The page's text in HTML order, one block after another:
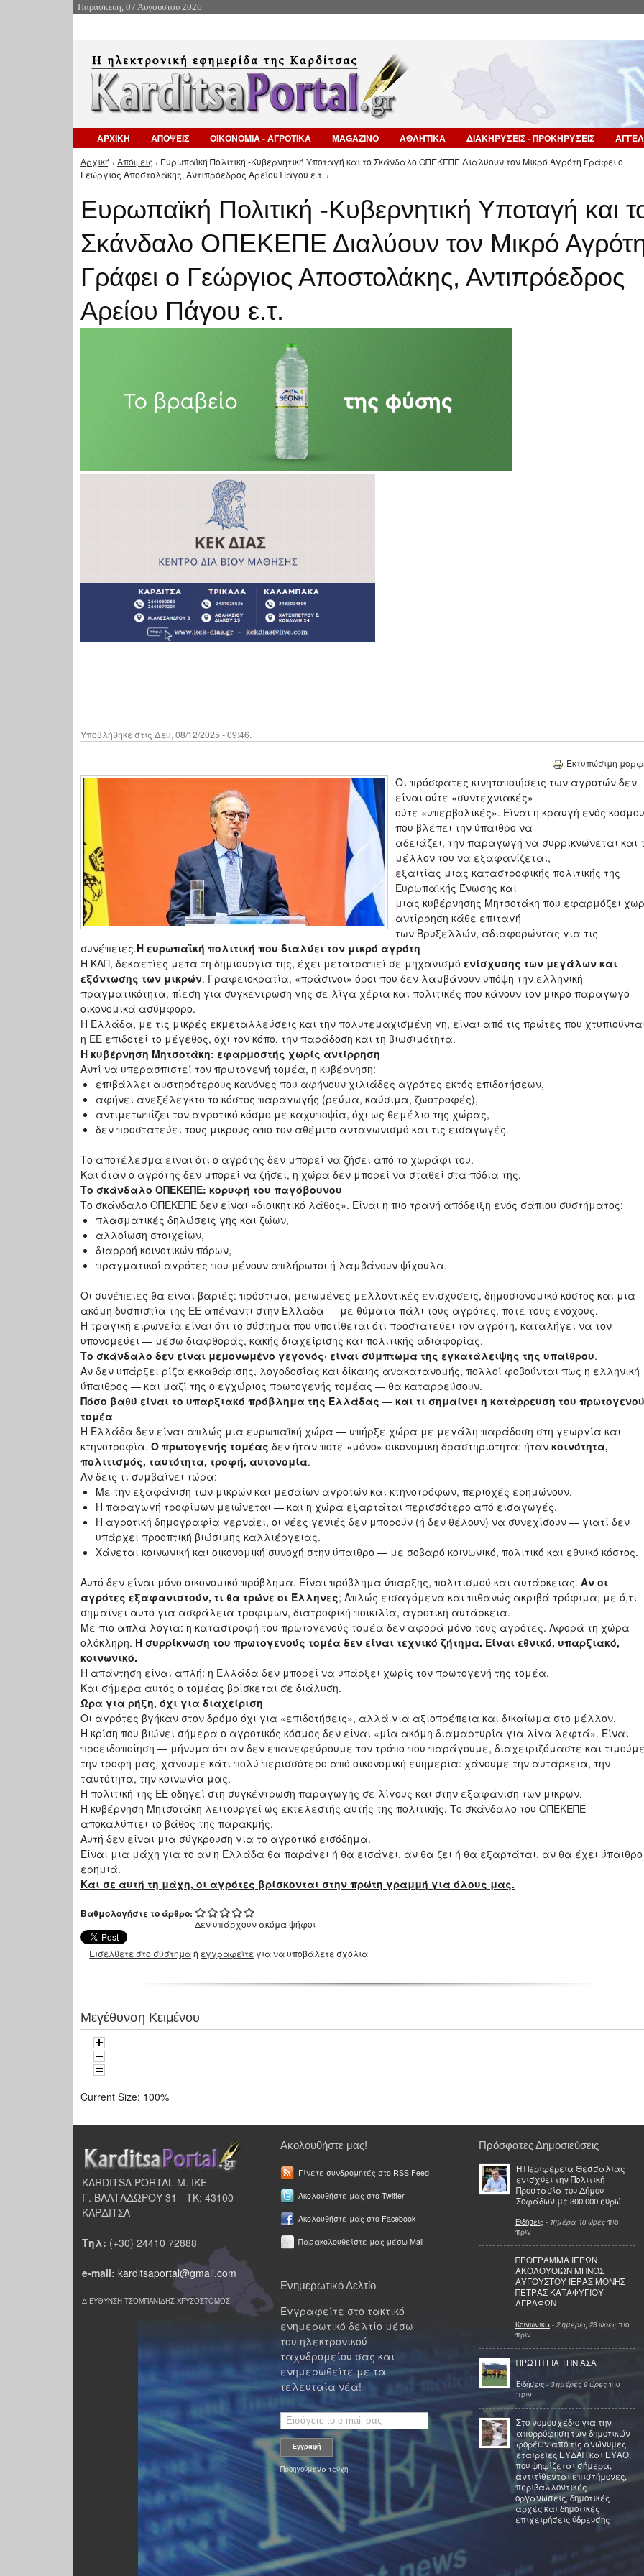
Παρασκευή, 07 Αυγούστου 2026
ΑΡΧΙΚΗ ΑΠΟΨΕΙΣ ΟΙΚΟΝΟΜΙΑ - ΑΓΡΟΤΙΚΑ MAGAZINO ΑΘΛΗΤΙΚΑ ΔΙΑΚΗΡΥΞΕΙΣ - ΠΡΟΚΗΡΥΞΕΙΣ
Είστε εδώ
Αρχική › Απόψεις › Ευρωπαϊκή Πολιτική -Κυβερνητική Υποταγή και το Σκάνδαλο ΟΠΕΚΕΠΕ Διαλύουν τον Μικρό Αγρότη Γράφει ο
Γεώργιος Αποστολάκης, Αντιπρόεδρος Αρείου Πάγου ε.τ. ›
Ευρωπαϊκή Πολιτική -Κυβερνητική Υποταγή και
Σκάνδαλο ΟΠΕΚΕΠΕ Διαλύουν τον Μικρό
Γράφει ο Γεώργιος Αποστολάκης, Αντιπρόεδρος
Αρείου Πάγου ε.τ.
Υποβλήθηκε στις Δευ, 08/12/2025 - 09:46.
Εκτυπώσιμη
Οι πρόσφατες κινητοποιήσεις των αγροτών δεν
είναι ούτε «συντεχνιακές»
ούτε «υπερβολικές». Είναι η κραυγή ενός κόσμου
που βλέπει την ύπαιθρο να
αδειάζει, την παραγωγή να συρρικνώνεται και
μέλλον του να εξαφανίζεται,
εξαιτίας μιας καταστροφικής πολιτικής της
Ευρωπαϊκής Ένωσης και
μιας κυβέρνησης Μητσοτάκη που εφαρμόζει
αντίρρηση κάθε επιταγή
των Βρυξελλών, αδιαφορώντας για τις
συνέπειες.Η ευρωπαϊκή πολιτική που διαλύει τον μικρό αγρότη
Η ΚΑΠ, δεκαετίες μετά τη δημιουργία της, έχει μετατραπεί σε μηχανισμό ενίσχυσης των μεγάλων και
εξόντωσης των μικρών. Γραφειοκρατία, «πράσινοι» όροι που δεν λαμβάνουν υπόψη την ελληνική
πραγματικότητα, πίεση για συγκέντρωση γης σε λίγα χέρια και πολιτικές που κάνουν τον μικρό παραγωγό
οικονομικά ασύμφορο.
Η Ελλάδα, με τις μικρές εκμεταλλεύσεις και την πολυτεμαχισμένη γη, είναι από τις πρώτες που
η ΕΕ επιδοτεί το μέγεθος, όχι τον κόπο, την παράδοση και τη βιωσιμότητα.
Η κυβέρνηση Μητσοτάκη: εφαρμοστής χωρίς αντίρρηση
Αντί να υπερασπιστεί τον πρωτογενή τομέα, η κυβέρνηση:
επιβάλλει αυστηρότερους κανόνες που αφήνουν χιλιάδες αγρότες εκτός επιδοτήσεων,
αφήνει ανεξέλεγκτο το κόστος παραγωγής (ρεύμα, καύσιμα, ζωοτροφές),
αντιμετωπίζει τον αγροτικό κόσμο με καχυποψία, όχι ως θεμέλιο της χώρας,
δεν προστατεύει τους μικρούς από τον αθέμιτο ανταγωνισμό και τις εισαγωγές.
Το αποτέλεσμα είναι ότι ο αγρότης δεν μπορεί να ζήσει από το χωράφι του.
Και όταν ο αγρότης δεν μπορεί να ζήσει, η χώρα δεν μπορεί να σταθεί στα πόδια της.
Το σκάνδαλο ΟΠΕΚΕΠΕ: κορυφή του παγόβουνου
Το σκάνδαλο ΟΠΕΚΕΠΕ δεν είναι «διοικητικό λάθος». Είναι η πιο τρανή απόδειξη ενός σάπιου συστήματος:
πλασματικές δηλώσεις γης και ζώων,
αλλοίωση στοιχείων,
διαρροή κοινοτικών πόρων,
πραγματικοί αγρότες που μένουν απλήρωτοι ή λαμβάνουν ψίχουλα.
Οι συνέπειες θα είναι βαριές: πρόστιμα, μειωμένες μελλοντικές ενισχύσεις, δημοσιονομικό κόστος και μια
ακόμη δυσπιστία της ΕΕ απέναντι στην Ελλάδα — με θύματα πάλι τους αγρότες, ποτέ τους ενόχους.
Η τραγική ειρωνεία είναι ότι το σύστημα που υποτίθεται ότι προστατεύει τον αγρότη, καταλήγει να τον
υπονομεύει — μέσω διαφθοράς, κακής διαχείρισης και πολιτικής αδιαφορίας.
Το σκάνδαλο δεν είναι μεμονωμένο γεγονός· είναι σύμπτωμα της εγκατάλειψης της υπαίθρου.
Αν δεν υπάρξει ρίζα εκκαθάρισης, λογοδοσίας και δίκαιης ανακατανομής, πολλοί φοβούνται πως η ελληνική
ύπαιθρος — και μαζί της ο εγχώριος πρωτογενής τομέας — θα καταρρεύσουν.
Πόσο βαθύ είναι το υπαρξιακό πρόβλημα της Ελλάδας — και τι σημαίνει η κατάρρευση του
τομέα
Η Ελλάδα δεν είναι απλώς μια ευρωπαϊκή χώρα — υπήρξε χώρα με μεγάλη παράδοση στη γεωργία και
κτηνοτροφία. Ο πρωτογενής τομέας δεν ήταν ποτέ «μόνο» οικονομική δραστηριότητα: ήταν κοινότητα,
πολιτισμός, ταυτότητα, τροφή, αυτονομία.
Αν δεις τι συμβαίνει τώρα:
Με την εξαφάνιση των μικρών και μεσαίων αγροτών και κτηνοτρόφων, περιοχές ερημώνουν.
Η παραγωγή τροφίμων μειώνεται — και η χώρα εξαρτάται περισσότερο από εισαγωγές.
Η αγροτική δημογραφία γερνάει, οι νέες γενιές δεν μπορούν (ή δεν θέλουν) να συνεχίσουν — γιατί δεν
υπάρχει προοπτική βιώσιμης καλλιέργειας.
Χάνεται κοινωνική και οικονομική συνοχή στην ύπαιθρο — με σοβαρό κοινωνικό, πολιτικό και εθνικό κόστος.
Αυτό δεν είναι μόνο οικονομικό πρόβλημα. Είναι πρόβλημα ύπαρξης, πολιτισμού και αυτάρκειας. Αν οι
αγρότες εξαφανιστούν, τι θα τρώνε οι Έλληνες; Απλώς εισαγόμενα και πιθανώς ακριβά τρόφιμα, με ό,τι
σημαίνει αυτό για ασφάλεια τροφίμων, διατροφική ποικιλία, αγροτική αυτάρκεια.
Με πιο απλά λόγια: η καταστροφή του πρωτογενούς τομέα δεν αφορά μόνο τους αγρότες. Αφορά τη χώρα
ολόκληρη. Η συρρίκνωση του πρωτογενούς τομέα δεν είναι τεχνικό ζήτημα. Είναι εθνικό, υπαρξιακό,
κοινωνικό.
Η απάντηση είναι απλή: η Ελλάδα δεν μπορεί να υπάρξει χωρίς τον πρωτογενή της τομέα.
Και σήμερα αυτός ο τομέας βρίσκεται σε διάλυση.
Ώρα για ρήξη, όχι για διαχείριση
Οι αγρότες βγήκαν στον δρόμο όχι για «επιδοτήσεις», αλλά για αξιοπρέπεια και δικαίωμα στο μέλλον.
Η κρίση που βιώνει σήμερα ο αγροτικός κόσμος δεν είναι «μία ακόμη διαμαρτυρία για λίγα λεφτά». Είναι
προειδοποίηση — μήνυμα ότι αν δεν επανεφεύρουμε τον τρόπο που παράγουμε, διαχειριζόμαστε και
την τροφή μας, χάνουμε κάτι πολύ περισσότερο από οικονομική ευημερία: χάνουμε την αυτάρκεια, την
ταυτότητα, την κοινωνία μας.
Η πολιτική της ΕΕ οδηγεί στη συγκέντρωση παραγωγής σε λίγους και στην εξαφάνιση των μικρών.
Η κυβέρνηση Μητσοτάκη λειτουργεί ως εκτελεστής αυτής της πολιτικής. Το σκάνδαλο του ΟΠΕΚΕΠΕ
αποκαλύπτει το βάθος της παρακμής.
Αυτή δεν είναι μια σύγκρουση για το αγροτικό εισόδημα.
Είναι μια μάχη για το αν η Ελλάδα θα παράγει ή θα εισάγει, αν θα ζει ή θα εξαρτάται, αν θα έχει
ερημιά.
Και σε αυτή τη μάχη, οι αγρότες βρίσκονται στην πρώτη γραμμή για όλους μας.
Βαθμολογήστε το άρθρο:
Δεν υπάρχουν ακόμα ψήφοι
Εισέλθετε στο σύστημαή εγγραφείτε για να υποβάλετε σχόλια
Μεγέθυνση Κειμένου
Current Size: 100%
KARDITSA PORTAL Μ. ΙΚΕ
Γ. ΒΑΛΤΑΔΩΡΟΥ 31 - ΤΚ: 43100
ΚΑΡΔΙΤΣΑ
Τηλ: (+30) 24410 72888
e-mail: karditsaportal@gmail.com
ΔΙΕΥΘΥΝΣΗ ΤΣΟΜΠΑΝΙΔΗΣ ΧΡΥΣΟΣΤΟΜΟΣ
Ακολουθήστε μας!
Γίνετε συνδρομητές στο RSS Feed
Ακολουθήστε μας στο Twitter
Ακολουθήστε μας στο Facebook
Παρακολουθείστε μας μέσω Mail
Ενημερωτικό Δελτίο
Εγγραφείτε στο τακτικό
ενημερωτικό δελτίο μέσω
του ηλεκτρονικού
ταχυδρομείου σας και
ενημερωθείτε με τα
τελευταία νέα!
Προηγούμενα τεύχη
Πρόσφατες Δημοσιεύσεις
Η Περιφέρεια Θεσσαλίας
ενισχύει την Πολιτική
Προστασία του Δήμου
Σοφάδων με 300.000 ευρώ
Ειδήσεις - 1ημέρα 18 ώρες πιο
πριν
ΠΡΟΓΡΑΜΜΑ ΙΕΡΩΝ
ΑΚΟΛΟΥΘΙΩΝ ΜΗΝΟΣ
ΑΥΓΟΥΣΤΟΥ ΙΕΡΑΣ ΜΟΝΗΣ
ΠΕΤΡΑΣ ΚΑΤΑΦΥΓΙΟΥ
ΑΓΡΑΦΩΝ
Κοινωνικά - 2 ημέρες 23 ώρες πιο
πριν
ΠΡΩΤΗ ΓΙΑ ΤΗΝ ΑΣΑ
Ειδήσεις - 3 ημέρες 9 ώρες πιο
πριν
Στο νομοσχέδιο για την
απορρόφηση των δημοτικών
φορέων από τις ανώνυμες
εταιρείες ΕΥΔΑΠ και ΕΥΑΘ,
που ψηφίζεται σήμερα,
αντιτίθενται επιστήμονες,
περιβαλλοντικές
οργανώσεις, δημοτικές
αρχές και δημοτικές
επιχειρήσεις ύδρευσης